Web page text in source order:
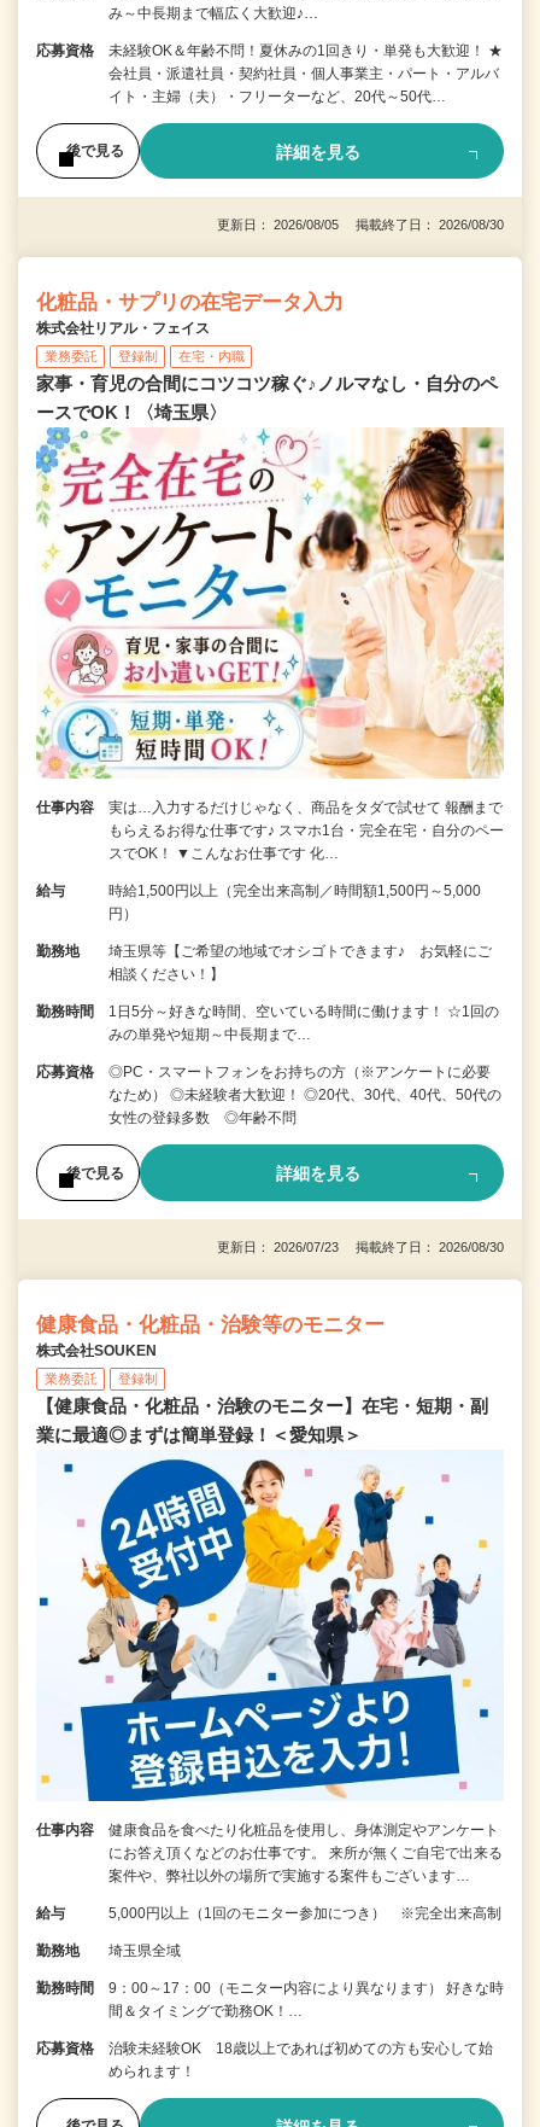
み～中長期まで幅広く大歓迎♪…
応募資格
未経験OK＆年齢不問！夏休みの1回きり・単発も大歓迎！ ★
会社員・派遣社員・契約社員・個人事業主・パート・アルバ
イト・主婦（夫）・フリーターなど、20代～50代…
後で見る 詳細を見る
更新日： 2026/08/05 掲載終了日： 2026/08/30
化粧品・サプリの在宅データ入力
株式会社リアル・フェイス
業務委託 登録制 在宅・内職
家事・育児の合間にコツコツ稼ぐ♪ノルマなし・自分のペ
ースでOK！〈埼玉県〉
仕事内容
実は…入力するだけじゃなく、商品をタダで試せて 報酬まで
もらえるお得な仕事です♪ スマホ1台・完全在宅・自分のペー
スでOK！ ▼こんなお仕事です 化…
給与
時給1,500円以上（完全出来高制／時間額1,500円～5,000
円）
勤務地
埼玉県等【ご希望の地域でオシゴトできます♪ お気軽にご
相談ください！】
勤務時間
1日5分～好きな時間、空いている時間に働けます！ ☆1回の
みの単発や短期～中長期まで…
応募資格
◎PC・スマートフォンをお持ちの方（※アンケートに必要
なため） ◎未経験者大歓迎！ ◎20代、30代、40代、50代の
女性の登録多数 ◎年齢不問
後で見る 詳細を見る
更新日： 2026/07/23 掲載終了日： 2026/08/30
健康食品・化粧品・治験等のモニター
株式会社SOUKEN
業務委託 登録制
【健康食品・化粧品・治験のモニター】在宅・短期・副
業に最適◎まずは簡単登録！＜愛知県＞
仕事内容
健康食品を食べたり化粧品を使用し、身体測定やアンケート
にお答え頂くなどのお仕事です。 来所が無くご自宅で出来る
案件や、弊社以外の場所で実施する案件もございます…
給与 5,000円以上（1回のモニター参加につき） ※完全出来高制
勤務地 埼玉県全域
勤務時間
9：00～17：00（モニター内容により異なります） 好きな時
間＆タイミングで勤務OK！…
応募資格
治験未経験OK 18歳以上であれば初めての方も安心して始
められます！